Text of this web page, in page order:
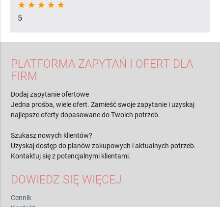
star star star star star
5
PLATFORMA ZAPYTAŃ I OFERT DLA
FIRM
Dodaj zapytanie ofertowe
Jedna prośba, wiele ofert. Zamieść swoje zapytanie i uzyskaj
najlepsze oferty dopasowane do Twoich potrzeb.
Szukasz nowych klientów?
Uzyskaj dostęp do planów zakupowych i aktualnych potrzeb.
Kontaktuj się z potencjalnymi klientami.
DOWIEDZ SIĘ WIĘCEJ
Cennik